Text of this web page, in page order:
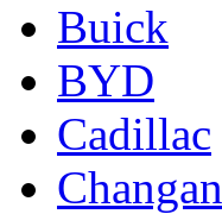
Buick
BYD
Cadillac
Changan